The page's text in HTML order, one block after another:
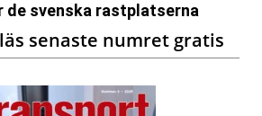
de svenska rastplatserna
senaste numret gratis